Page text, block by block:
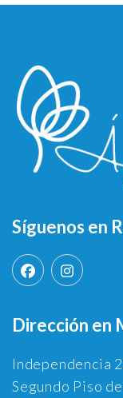
Síguenos en
Dirección en
Independencia
Segundo Piso